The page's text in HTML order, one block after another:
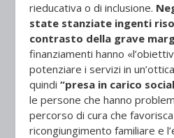
rieducativa o di inclusione.
state stanziate ingenti
contrasto della grave
finanziamenti hanno
potenziare i servizi in
quindi“presa in carico
le persone che hanno
percorso di cura che favorisca
ricongiungimento familiare e